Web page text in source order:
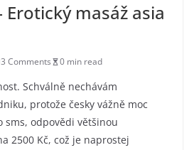
Erotický masáž asia
3 Comments 0 min read
Schválně nechávám
protože česky vážně moc
sms, odpovědi většinou
2500 Kč, což je naprostej